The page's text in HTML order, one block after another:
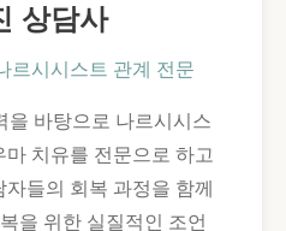
상담사
르시시스트 관계 전문
을 바탕으로 나르시시스
마 치유를 전문으로 하고
들의 회복 과정을 함께
을 위한 실질적인 조언